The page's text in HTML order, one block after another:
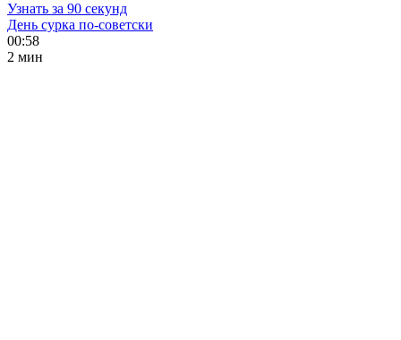
Узнать за 90 секунд
День сурка по-советски
00:58
2 мин